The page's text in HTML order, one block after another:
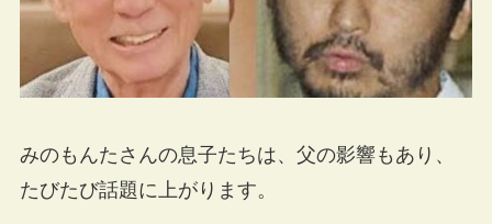
みのもんたさんの息子たちは、父の影響もあり、
たびたび話題に上がります。